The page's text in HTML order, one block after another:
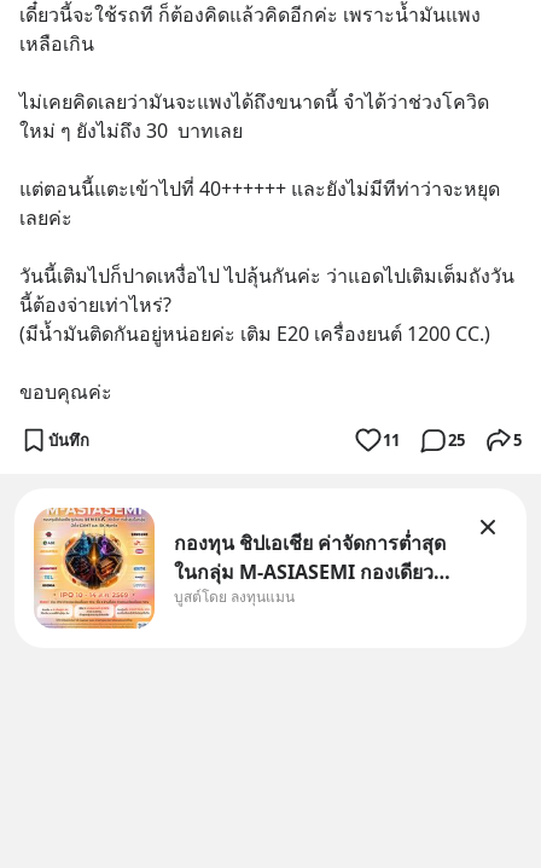
เดี๋ยวนี้จะใช้รถที ก็ต้องคิดแล้วคิดอีกค่ะ เพราะน้ำมันแพง
เหลือเกิน
ไม่เคยคิดเลยว่ามันจะแพงได้ถึงขนาดนี้ จำได้ว่าช่วงโควิด
ใหม่ ๆ ยังไม่ถึง 30  บาทเลย
แต่ตอนนี้แตะเข้าไปที่ 40++++++ และยังไม่มีทีท่าว่าจะหยุด
เลยค่ะ
วันนี้เติมไปก็ปาดเหงื่อไป ไปลุ้นกันค่ะ ว่าแอดไปเติมเต็มถังวัน
นี้ต้องจ่ายเท่าไหร่?
(มีน้ำมันติดกันอยู่หน่อยค่ะ เติม E20 เครื่องยนต์ 1200 CC.)
ขอบคุณค่ะ
บันทึก 11 25 5
กองทุน ชิปเอเชีย ค่าจัดการต่ำสุด
ในกลุ่ม M-ASIASEMI กองเดียว
ครบ มีทั้ง CXMT จากจีน TSMC
บูสต์โดย ลงทุนแมน